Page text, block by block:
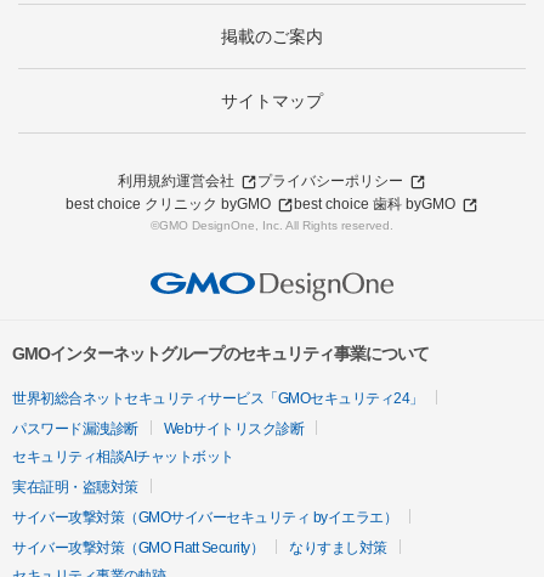
掲載のご案内
サイトマップ
利用規約運営会社
プライバシーポリシー
best choice クリニック byGMO
best choice 歯科 byGMO
©GMO DesignOne, Inc. All Rights reserved.
GMOインターネットグループのセキュリティ事業について
世界初総合ネットセキュリティサービス「GMOセキュリティ24」
パスワード漏洩診断
Webサイトリスク診断
セキュリティ相談AIチャットボット
実在証明・盗聴対策
サイバー攻撃対策（GMOサイバーセキュリティ byイエラエ）
サイバー攻撃対策（GMO Flatt Security）
なりすまし対策